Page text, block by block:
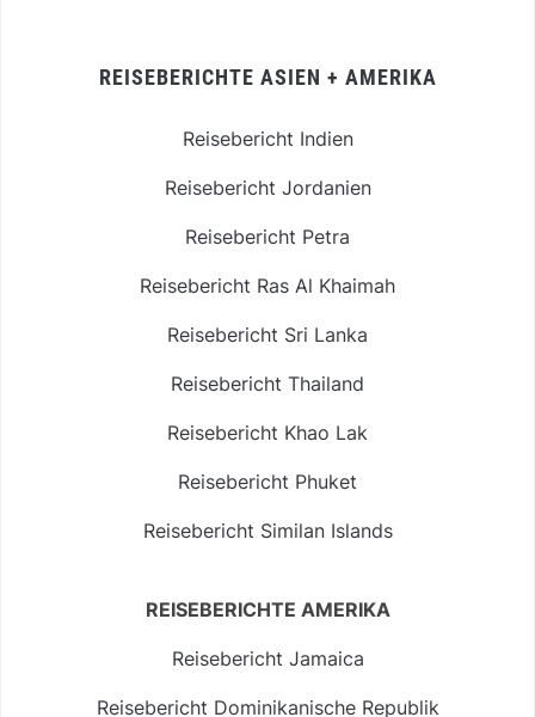
REISEBERICHTE ASIEN + AMERIKA
Reisebericht Indien
Reisebericht Jordanien
Reisebericht Petra
Reisebericht Ras Al Khaimah
Reisebericht Sri Lanka
Reisebericht Thailand
Reisebericht Khao Lak
Reisebericht Phuket
Reisebericht Similan Islands
REISEBERICHTE AMERIKA
Reisebericht Jamaica
Reisebericht Dominikanische Republik